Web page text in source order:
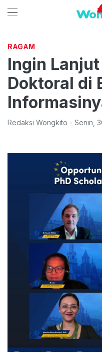
RAGAM
Ingin
Doktoral di
Redaksi Wongkito - Senin